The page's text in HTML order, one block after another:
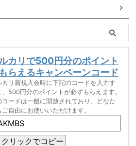
カリで500円分のポイント
らえるキャンペーンコード
カリ新規入会時に下記のコードを入力す
、500円分のポイントが必ずもらえます。
コードは一般に開放されており、どなた
ご自由にお使いいただけます。
クリックでコピー